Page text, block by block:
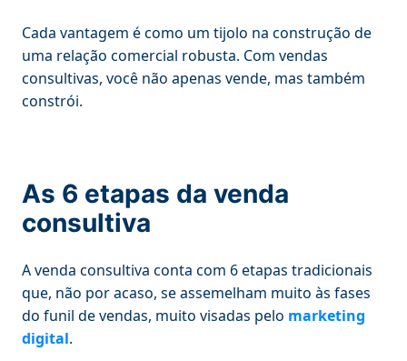
Cada vantagem é como um tijolo na construção de
uma relação comercial robusta. Com vendas
consultivas, você não apenas vende, mas também
constrói.
As 6 etapas da venda
consultiva
A venda consultiva conta com 6 etapas tradicionais
que, não por acaso, se assemelham muito às fases
do funil de vendas, muito visadas pelo marketing
digital.